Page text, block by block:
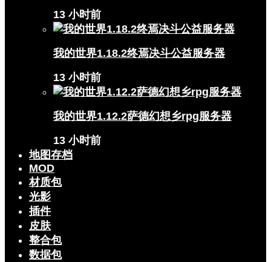
13 小时前
我的世界1.18.2终焉决斗公益服务器
13 小时前
我的世界1.12.2萨德幻想乡rpg服务器
13 小时前
地图存档
MOD
材质包
光影
插件
皮肤
整合包
数据包